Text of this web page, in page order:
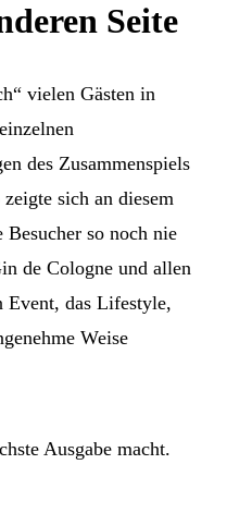
Seite
vielen Gästen in
des Zusammenspiels
sich an diesem
so noch nie
de Cologne und allen
Event, das Lifestyle,
Weise
Ausgabe macht.